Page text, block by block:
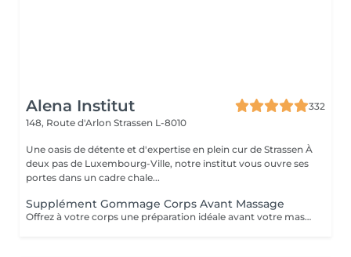
Alena Institut
332
148, Route d'Arlon Strassen L-8010
Une oasis de détente et d'expertise en plein cur de Strassen À
deux pas de Luxembourg-Ville, notre institut vous ouvre ses
portes dans un cadre chale...
Supplément Gommage Corps Avant Massage
Offrez à votre corps une préparation idéale avant votre massage grâce à notre gommage corps exfoliant. Ce soin permet d'éliminer en douceur les cellules mortes, d'affiner le grain de peau et de stimuler la circulation, afin de maximiser les bienfaits du massage. La peau est plus lisse, plus douce et absorbe mieux les huiles et actifs utilisés pendant le massage.